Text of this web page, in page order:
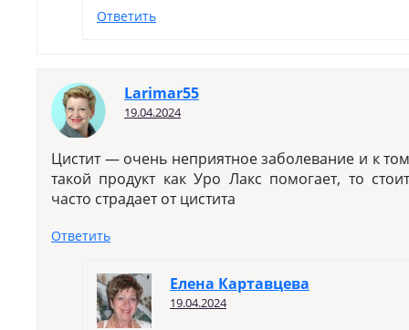
Ответить
Larimar55
19.04.2024
Цистит — очень неприятное заболевание и к
такой продукт как Уро Лакс помогает, то
часто страдает от цистита
Ответить
Елена Картавцева
19.04.2024